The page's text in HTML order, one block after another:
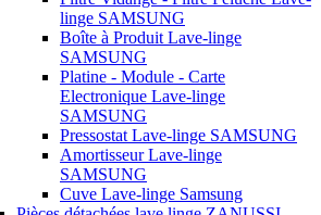
linge SAMSUNG
Boîte à Produit Lave-linge
SAMSUNG
Platine - Module - Carte
Electronique Lave-linge
SAMSUNG
Pressostat Lave-linge SAMSUNG
Amortisseur Lave-linge
SAMSUNG
Cuve Lave-linge Samsung